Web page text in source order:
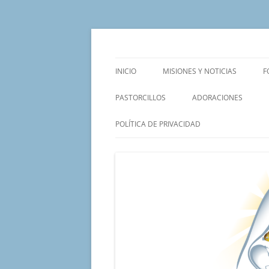
Saltar
INICIO MISIONES Y NOTICIAS
PASTORCILLOS ADORACIONES
POLÍTICA DE PRIVACIDAD